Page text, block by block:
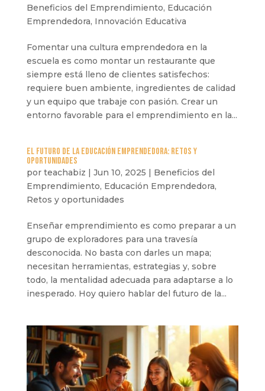
Beneficios del Emprendimiento, Educación
Emprendedora, Innovación Educativa
Fomentar una cultura emprendedora en la
escuela es como montar un restaurante que
siempre está lleno de clientes satisfechos:
requiere buen ambiente, ingredientes de calidad
y un equipo que trabaje con pasión. Crear un
entorno favorable para el emprendimiento en la...
El futuro de la Educación Emprendedora: Retos y
oportunidades
por teachabiz | Jun 10, 2025 | Beneficios del
Emprendimiento, Educación Emprendedora,
Retos y oportunidades
Enseñar emprendimiento es como preparar a un
grupo de exploradores para una travesía
desconocida. No basta con darles un mapa;
necesitan herramientas, estrategias y, sobre
todo, la mentalidad adecuada para adaptarse a lo
inesperado. Hoy quiero hablar del futuro de la...